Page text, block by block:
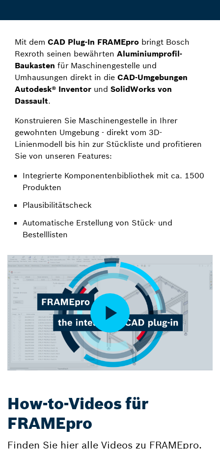
Mit dem CAD Plug-In FRAMEpro bringt Bosch
Rexroth seinen bewährten Aluminiumprofil-
Baukasten für Maschinengestelle und
Umhausungen direkt in die CAD-Umgebungen
Autodesk® Inventor und SolidWorks von
Dassault.
Konstruieren Sie Maschinengestelle in Ihrer
gewohnten Umgebung - direkt vom 3D-
Linienmodell bis hin zur Stückliste und profitieren
Sie von unseren Features:
Integrierte Komponentenbibliothek mit ca. 1500
Produkten
Plausibilitätscheck
Automatische Erstellung von Stück- und
Bestelllisten
How-to-Videos für
FRAMEpro
Finden Sie hier alle Videos zu FRAMEpro.